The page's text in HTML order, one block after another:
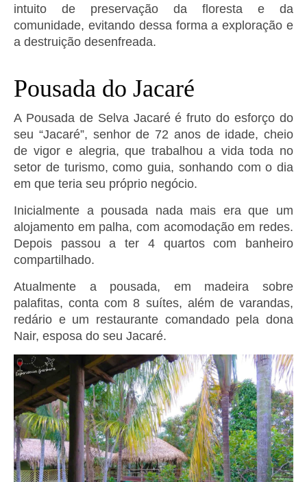
intuito de preservação da floresta e da
comunidade, evitando dessa forma a exploração e
a destruição desenfreada.
Pousada do Jacaré
A Pousada de Selva Jacaré é fruto do esforço do
seu “Jacaré”, senhor de 72 anos de idade, cheio
de vigor e alegria, que trabalhou a vida toda no
setor de turismo, como guia, sonhando com o dia
em que teria seu próprio negócio.
Inicialmente a pousada nada mais era que um
alojamento em palha, com acomodação em redes.
Depois passou a ter 4 quartos com banheiro
compartilhado.
Atualmente a pousada, em madeira sobre
palafitas, conta com 8 suítes, além de varandas,
redário e um restaurante comandado pela dona
Nair, esposa do seu Jacaré.